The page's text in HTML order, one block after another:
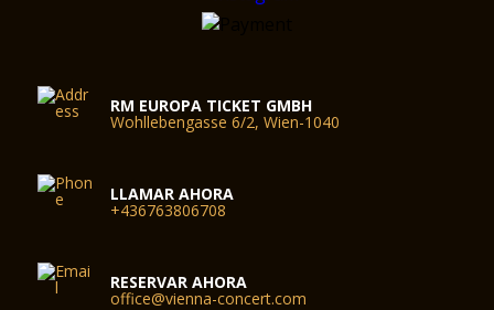
RM EUROPA TICKET GMBH
Wohllebengasse 6/2, Wien-1040
LLAMAR AHORA
+436763806708
RESERVAR AHORA
office@vienna-concert.com